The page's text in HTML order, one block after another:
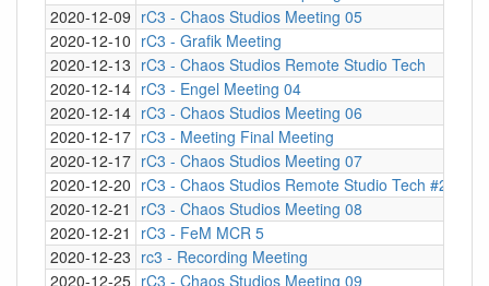
2020-12-09 rC3 - Chaos Studios Meeting 05
2020-12-10 rC3 - Grafik Meeting
2020-12-13 rC3 - Chaos Studios Remote Studio Tech
2020-12-14 rC3 - Engel Meeting 04
2020-12-14 rC3 - Chaos Studios Meeting 06
2020-12-17 rC3 - Meeting Final Meeting
2020-12-17 rC3 - Chaos Studios Meeting 07
2020-12-20 rC3 - Chaos Studios Remote Studio Tech #2
2020-12-21
rC3 - Chaos Studios Meeting 08
2020-12-21
rC3 - FeM MCR 5
2020-12-23 rc3 - Recording Meeting
2020-12-25 rC3 - Chaos Studios Meeting 09